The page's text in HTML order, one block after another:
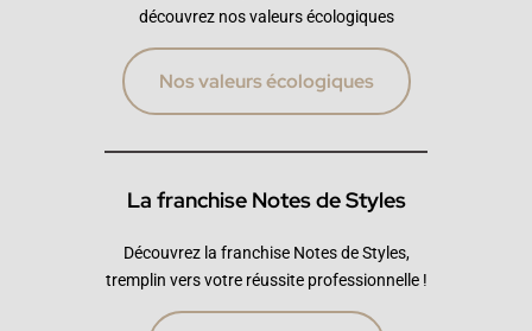
découvrez nos valeurs écologiques
Nos valeurs écologiques
La franchise Notes de Styles
Découvrez la franchise Notes de Styles,
tremplin vers votre réussite professionnelle !